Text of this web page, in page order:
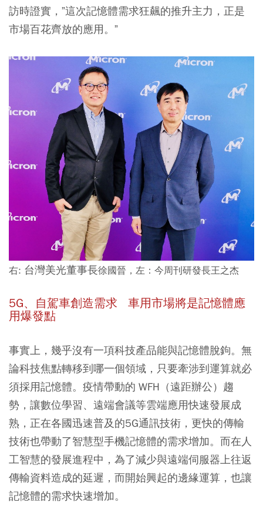
訪時證實，”這次記憶體需求狂飆的推升主力，正是
市場百花齊放的應用。”
右: 台灣美光董事長徐國晉，左：今周刊研發長王之杰
5G、自駕車創造需求 車用市場將是記憶體應
用爆發點
事實上，幾乎沒有一項科技產品能與記憶體脫鉤。無
論科技焦點轉移到哪一個領域，只要牽涉到運算就必
須採用記憶體。疫情帶動的 WFH（遠距辦公）趨
勢，讓數位學習、遠端會議等雲端應用快速發展成
熟，正在各國迅速普及的5G通訊技術，更快的傳輸
技術也帶動了智慧型手機記憶體的需求增加。而在人
工智慧的發展進程中，為了減少與遠端伺服器上往返
傳輸資料造成的延遲，而開始興起的邊緣運算，也讓
記憶體的需求快速增加。